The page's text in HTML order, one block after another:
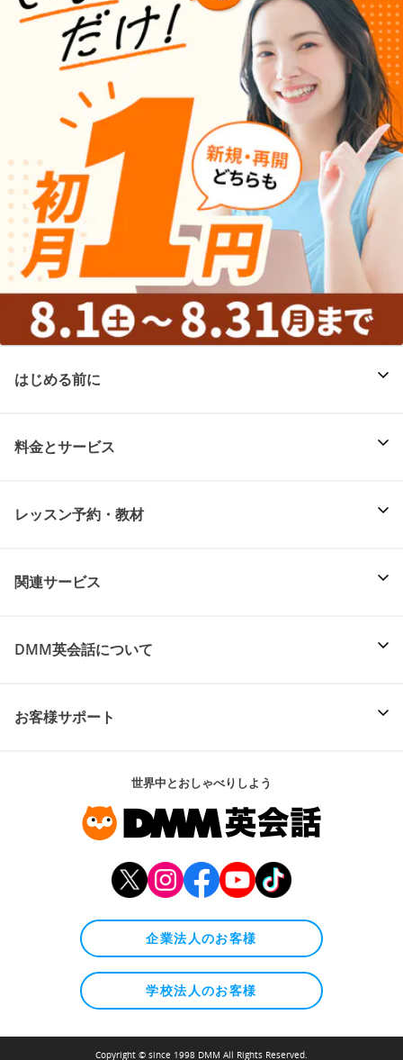
はじめる前に
料金とサービス
レッスン予約・教材
関連サービス
DMM英会話について
お客様サポート
世界中とおしゃべりしよう
企業法人のお客様
学校法人のお客様
Copyright © since 1998 DMM All Rights Reserved.